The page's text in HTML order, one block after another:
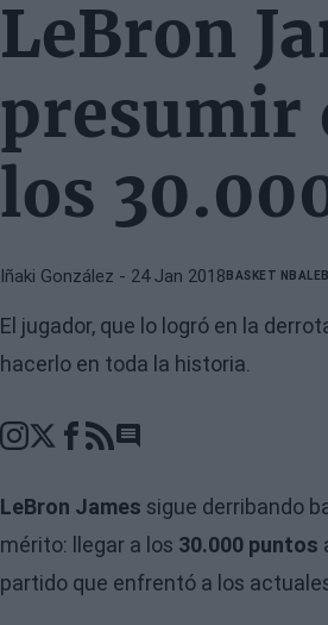
LeBron
presumir
los
Iñaki González - 24 Jan 2018BASKET NBA
El jugador, que lo logró en la
hacerlo en toda la historia.
Go to comments section
LeBron James sigue derribando
mérito: llegar a los 30.000 puntos
partido que enfrentó a los